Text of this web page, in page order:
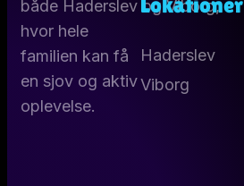
både Haderslev og Viborg,
hvor hele
familien kan få
en sjov og aktiv
oplevelse.
Haderslev
Viborg